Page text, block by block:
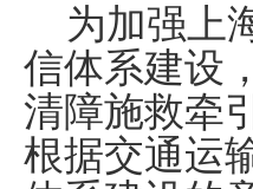
为加强上
信体系建设
清障施救牵
根据交通运